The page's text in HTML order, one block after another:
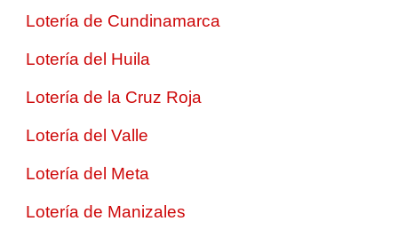
Lotería de Cundinamarca
Lotería del Huila
Lotería de la Cruz Roja
Lotería del Valle
Lotería del Meta
Lotería de Manizales